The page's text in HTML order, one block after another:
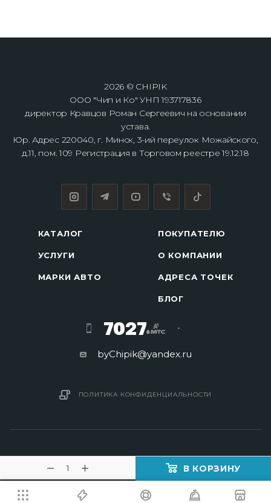
В КОРЗИНУ
2026 © CHIPIK
ООО "Чип и Ко" УНП 193717836
директор Кравцов Роман Сергеевич на основании
устава.
Юр. Адрес 220040, г. Минск, 3-ий переулок Можайского,
д.11, пом. 109 Регистрация в Торговом реестре 19.12.18
КАТАЛОГ
УСЛУГИ
МАРКИ АВТО
ПОКУПАТЕЛЮ
О КОМПАНИИ
АДРЕСА ТОЧЕК
БЛОГ
7027
byChipik@yandex.ru
ПОЛИТИКА КОНФИДЕНЦИАЛЬНОСТИ
2016 - 2026 © Изготовление ключей в Минске